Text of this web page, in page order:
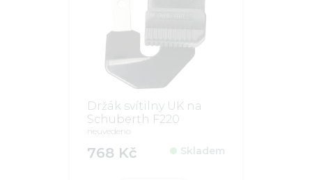
Držák svítilny UK na
Schuberth F220
neuvedeno
768 Kč Skladem